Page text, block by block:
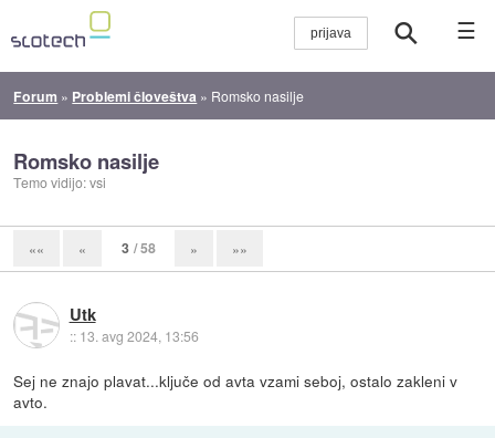
☰
Forum » Problemi človeštva » Romsko nasilje
Romsko nasilje
Temo vidijo: vsi
«« « 3 / 58 » »»
Utk
:: 13. avg 2024, 13:56
Sej ne znajo plavat...ključe od avta vzami seboj, ostalo zakleni v
avto.